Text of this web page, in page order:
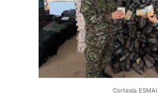
Cortesía ESMAI